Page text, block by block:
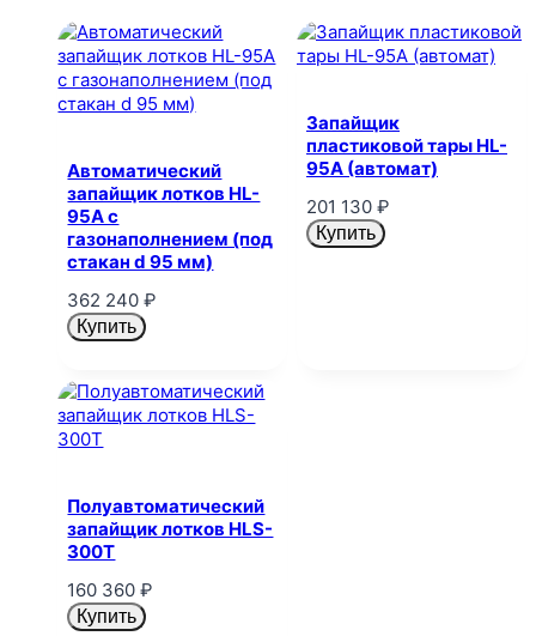
Автоматический
запайщик лотков HL-
95A с
газонаполнением (под
стакан d 95 мм)
362 240₽
Купить
Запайщик
пластиковой тары HL-
95A (автомат)
201 130 ₽
Купить
Полуавтоматический
запайщик лотков HLS-
300T
160 360₽
Купить